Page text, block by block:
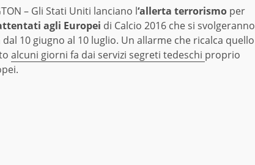
– Gli Stati Uniti lanciano l‘allerta terrorismo per
agli Europei di Calcio 2016 che si svolgeranno
dal 10 giugno al 10 luglio. Un allarme che ricalca quello
alcuni giorni fa dai servizi segreti tedeschi proprio